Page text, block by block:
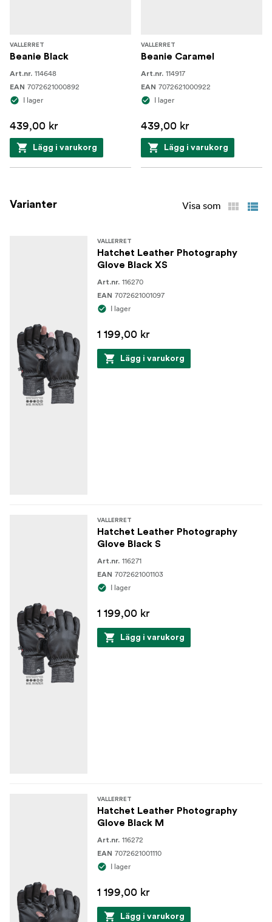
VALLERRET
Beanie Black
Art.nr. 114648
EAN 7072621000892
I lager
439,00 kr
Lägg i varukorg
VALLERRET
Beanie Caramel
Art.nr. 114917
EAN 7072621000922
I lager
439,00 kr
Lägg i varukorg
Varianter Visa som
VALLERRET
Hatchet Leather Photography
Glove Black XS
Art.nr. 116270
EAN 7072621001097
I lager
1 199,00 kr
Lägg i varukorg
VALLERRET
Hatchet Leather Photography
Glove Black S
Art.nr. 116271
EAN 7072621001103
I lager
1 199,00 kr
Lägg i varukorg
VALLERRET
Hatchet Leather Photography
Glove Black M
Art.nr. 116272
EAN 7072621001110
I lager
1 199,00 kr
Lägg i varukorg